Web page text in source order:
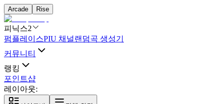
Arcade Rise
피닉스2
펌플레이스PIU 채널랜덤곡 생성기
커뮤니티
랭킹
포인트샵
레이아웃: